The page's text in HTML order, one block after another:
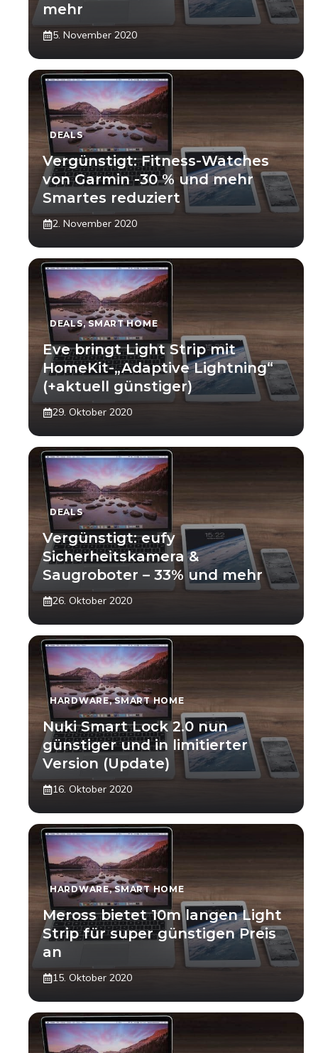
mehr
5. November 2020
DEALS
Vergünstigt: Fitness-Watches
von Garmin -30 % und mehr
Smartes reduziert
2. November 2020
DEALS,SMART HOME
Eve bringt Light Strip mit
HomeKit-„Adaptive Lightning“
(+aktuell günstiger)
29. Oktober 2020
DEALS
Vergünstigt: eufy
Sicherheitskamera &
Saugroboter – 33% und mehr
26. Oktober 2020
HARDWARE,SMART HOME
Nuki Smart Lock 2.0 nun
günstiger und in limitierter
Version (Update)
16. Oktober 2020
HARDWARE,SMART HOME
Meross bietet 10m langen Light
Strip für super günstigen Preis
an
15. Oktober 2020